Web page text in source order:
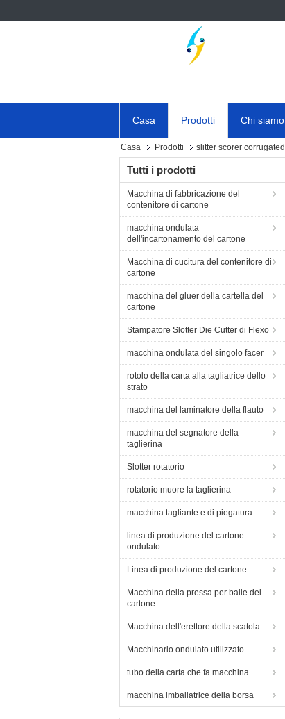
Casa Prodotti Chi siamo
Casa Prodotti slitter scorer corrugated
Tutti i prodotti
Macchina di fabbricazione del
contenitore di cartone
macchina ondulata
dell'incartonamento del cartone
Macchina di cucitura del contenitore di
cartone
macchina del gluer della cartella del
cartone
Stampatore Slotter Die Cutter di Flexo
macchina ondulata del singolo facer
rotolo della carta alla tagliatrice dello
strato
macchina del laminatore della flauto
macchina del segnatore della
taglierina
Slotter rotatorio
rotatorio muore la taglierina
macchina tagliante e di piegatura
linea di produzione del cartone
ondulato
Linea di produzione del cartone
Macchina della pressa per balle del
cartone
Macchina dell'erettore della scatola
Macchinario ondulato utilizzato
tubo della carta che fa macchina
macchina imballatrice della borsa